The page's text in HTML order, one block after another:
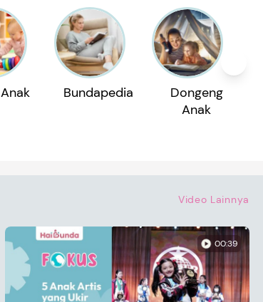
Bundapedia
Dongeng
Anak
Video Lainnya
00:39